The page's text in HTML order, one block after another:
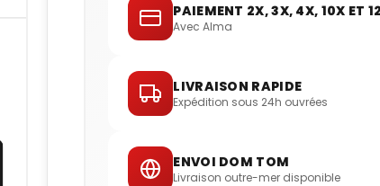
PAIEMENT 2X, 3X, 4X, 10X ET
Avec Alma
LIVRAISON RAPIDE
Expédition sous 24h ouvrées
ENVOI DOM TOM
Livraison outre-mer disponible